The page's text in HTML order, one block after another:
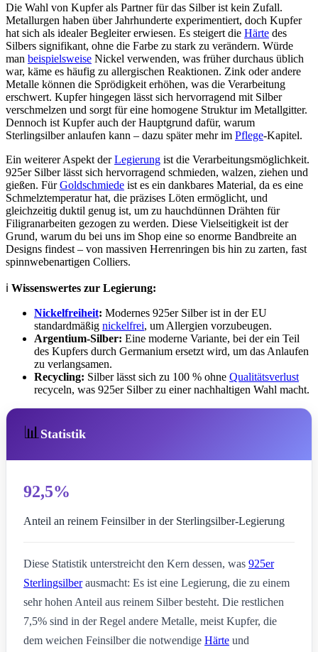
Die Wahl von Kupfer als Partner für das Silber ist kein Zufall.
Metallurgen haben über Jahrhunderte experimentiert, doch Kupfer
hat sich als idealer Begleiter erwiesen. Es steigert die Härte des
Silbers signifikant, ohne die Farbe zu stark zu verändern. Würde
man beispielsweise Nickel verwenden, was früher durchaus üblich
war, käme es häufig zu allergischen Reaktionen. Zink oder andere
Metalle können die Sprödigkeit erhöhen, was die Verarbeitung
erschwert. Kupfer hingegen lässt sich hervorragend mit Silber
verschmelzen und sorgt für eine homogene Struktur im Metallgitter.
Dennoch ist Kupfer auch der Hauptgrund dafür, warum
Sterlingsilber anlaufen kann – dazu später mehr im Pflege-Kapitel.
Ein weiterer Aspekt derLegierung ist die Verarbeitungsmöglichkeit.
925er Silber lässt sich hervorragend schmieden, walzen, ziehen und
gießen. FürGoldschmiede ist es ein dankbares Material, da es eine
Schmelztemperatur hat, die präzises Löten ermöglicht, und
gleichzeitig duktil genug ist, um zu hauchdünnen Drähten für
Filigranarbeiten gezogen zu werden. Diese Vielseitigkeit ist der
Grund, warum du bei uns im Shop eine so enorme Bandbreite an
Designs findest – von massiven Herrenringen bis hin zu zarten, fast
spinnwebenartigen Colliers.
ℹ️ Wissenswertes zur Legierung:
Nickelfreiheit: Modernes 925er Silber ist in der EU
standardmäßig nickelfrei, um Allergien vorzubeugen.
Argentium-Silber: Eine moderne Variante, bei der ein Teil
des Kupfers durch Germanium ersetzt wird, um das Anlaufen
zu verlangsamen.
Recycling: Silber lässt sich zu 100 % ohne Qualitätsverlust
recyceln, was 925er Silber zu einer nachhaltigen Wahl macht.
📊 Statistik
92,5%
Anteil an reinem Feinsilber in der Sterlingsilber-Legierung
Diese Statistik unterstreicht den Kern dessen, was 925er
Sterlingsilberausmacht: Es ist eine Legierung, die zu einem
sehr hohen Anteil aus reinem Silber besteht. Die restlichen
7,5% sind in der Regel andere Metalle, meist Kupfer, die
dem weichen Feinsilber die notwendige Härte und